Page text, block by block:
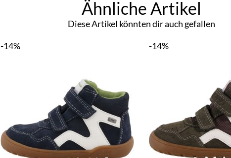
Ähnliche Artikel
Diese Artikel könnten dir auch gefallen
-14% -14%